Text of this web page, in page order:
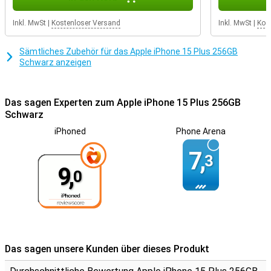
Inkl. MwSt Kostenloser Versand Inkl. MwSt
Sämtliches Zubehör für das Apple iPhone 15 Plus 256GB
Schwarz anzeigen
Das sagen Experten zum Apple iPhone 15 Plus 256GB
Schwarz
iPhoned
9,0
Phone Arena
7,3
Das sagen unsere Kunden über dieses Produkt